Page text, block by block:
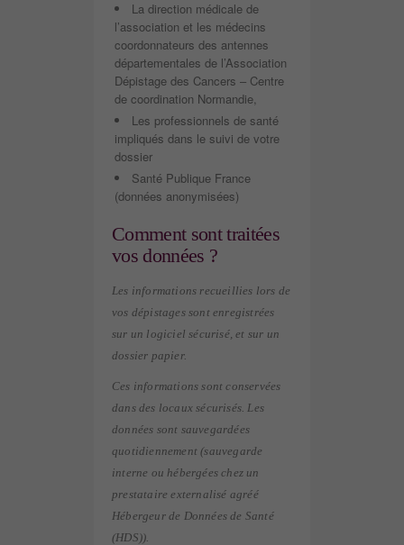
La direction médicale de
l’association et les médecins
coordonnateurs des antennes
départementales de l’Association
Dépistage des Cancers – Centre
de coordination Normandie,
Les professionnels de santé
impliqués dans le suivi de votre
dossier
Santé Publique France
(données anonymisées)
Comment sont traitées
vos données ?
Les informations recueillies lors de
vos dépistages sont enregistrées
sur un logiciel sécurisé, et sur un
dossier papier.
Ces informations sont conservées
dans des locaux sécurisés. Les
données sont sauvegardées
quotidiennement (sauvegarde
interne ou hébergées chez un
prestataire externalisé agréé
Hébergeur de Données de Santé
(HDS)).